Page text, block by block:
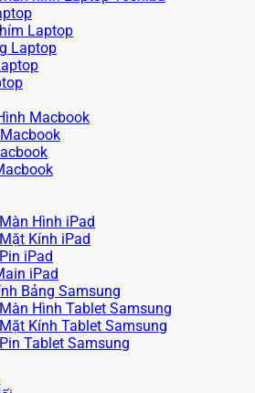
Laptop
Laptop
Macbook
Hình iPad
Kính iPad
iPad
iPad
Bảng Samsung
Hình Tablet Samsung
Kính Tablet Samsung
Tablet Samsung